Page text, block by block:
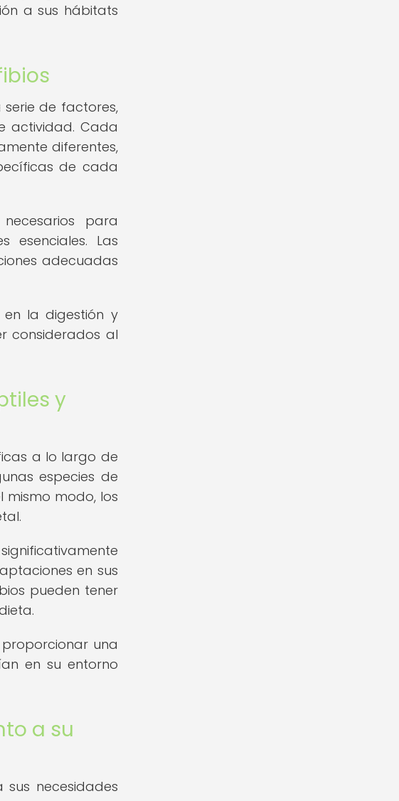
a sus hábitats
de factores,
actividad. Cada
diferentes,
de cada
para
esenciales. Las
adecuadas
la digestión y
considerados al
y
a lo largo de
especies de
mismo modo, los
en sus
pueden tener
una
en su entorno
a su
necesidades